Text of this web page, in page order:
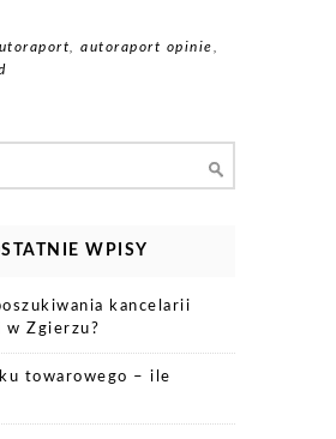
, autoraport opinie,
WPISY
kancelarii
w Zgierzu?
towarowego – ile